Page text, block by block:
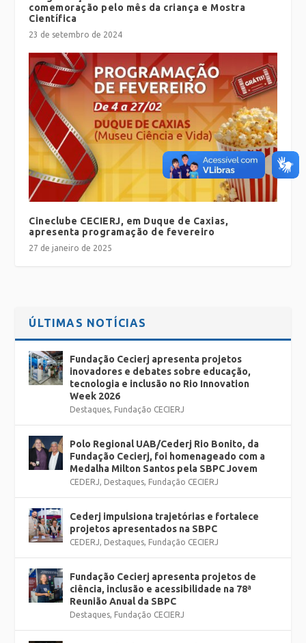
comemoração pelo mês da criança e Mostra
Científica
23 de setembro de 2024
Cineclube CECIERJ, em Duque de Caxias,
apresenta programação de fevereiro
27 de janeiro de 2025
ÚLTIMAS NOTÍCIAS
Fundação Cecierj apresenta projetos
inovadores e debates sobre educação,
tecnologia e inclusão no Rio Innovation
Week 2026
Destaques, Fundação CECIERJ
Polo Regional UAB/Cederj Rio Bonito, da
Fundação Cecierj, foi homenageado com a
Medalha Milton Santos pela SBPC Jovem
CEDERJ, Destaques, Fundação CECIERJ
Cederj impulsiona trajetórias e fortalece
projetos apresentados na SBPC
CEDERJ, Destaques, Fundação CECIERJ
Fundação Cecierj apresenta projetos de
ciência, inclusão e acessibilidade na 78ª
Reunião Anual da SBPC
Destaques, Fundação CECIERJ